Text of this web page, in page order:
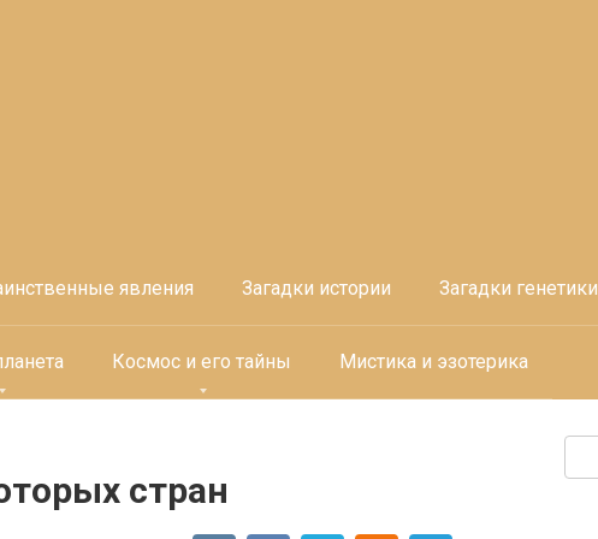
явления Загадки истории Загадки генетики
Космос и его тайны Мистика и эзотерика
стран